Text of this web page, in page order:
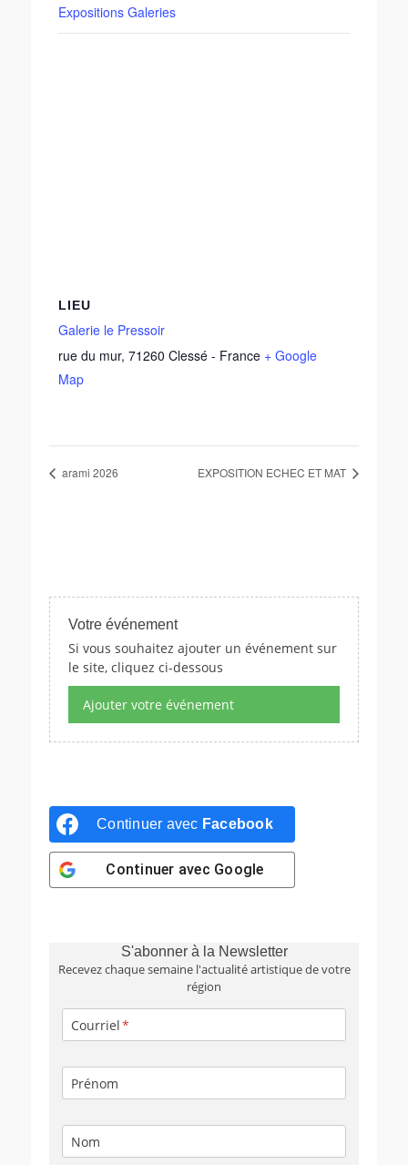
Expositions Galeries
LIEU
Galerie le Pressoir
rue du mur, 71260 Clessé - France + Google
Map
arami 2026 EXPOSITION ECHEC ET MAT
Votre événement
Si vous souhaitez ajouter un événement sur
le site, cliquez ci-dessous
Ajouter votre événement
Continuer avec Facebook
Continuer avec Google
S'abonner à la Newsletter
Recevez chaque semaine l'actualité artistique de votre
région
Courriel
Prénom
Nom